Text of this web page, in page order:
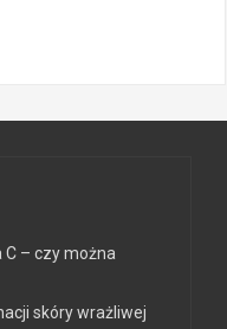
C – czy można
skóry wrażliwej